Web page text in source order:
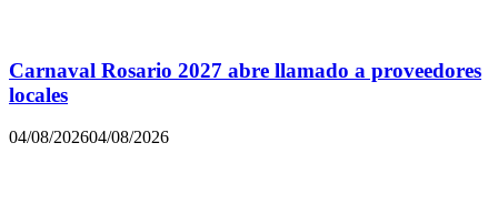
Carnaval Rosario 2027 abre llamado a proveedores
locales
04/08/202604/08/2026